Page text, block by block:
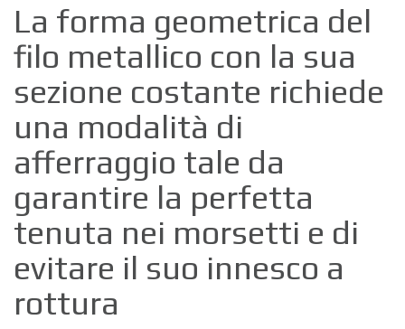
La forma geometrica del
filo metallico con la sua
sezione costante richiede
una modalità di
afferraggio tale da
garantire la perfetta
tenuta nei morsetti e di
evitare il suo innesco a
rottura